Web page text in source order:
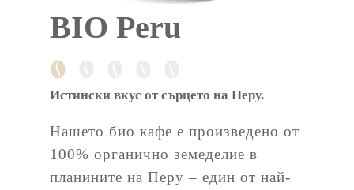
BIO Peru
Истински вкус от сърцето на Перу.
Нашето био кафе е произведено от
100% органично земеделие в
планините на Перу – един от най-